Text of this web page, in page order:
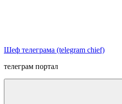
Шеф телеграма (telegram chief)
телеграм портал